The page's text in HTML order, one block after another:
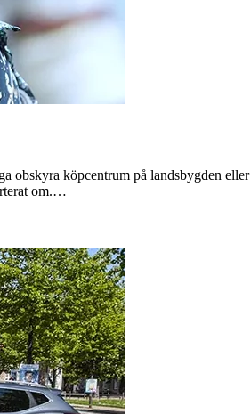
obskyra köpcentrum på landsbygden
om.…